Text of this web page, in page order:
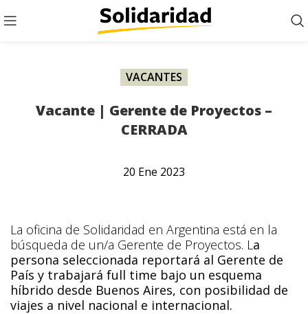
VACANTES
Vacante | Gerente de Proyectos –
CERRADA
20 Ene 2023
La oficina de Solidaridad en Argentina está en la
búsqueda de un/a Gerente de Proyectos. La
persona seleccionada reportará al Gerente de
País y trabajará full time bajo un esquema
híbrido desde Buenos Aires, con posibilidad de
viajes a nivel nacional e internacional.